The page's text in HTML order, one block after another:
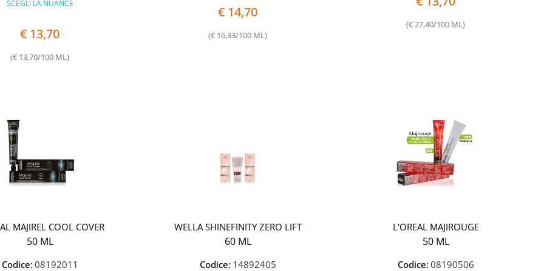
SCEGLI LA NUANCE
€ 13,70
(€ 13,70/100 ML)
€ 14,70
(€ 16,33/100 ML)
(€ 27,40/100 ML)
MAJIREL COOL COVER
50 ML
Codice: 08192011
WELLA SHINEFINITY ZERO LIFT
60 ML
Codice: 14892405
L'OREAL MAJIROUGE
50 ML
Codice: 08190506